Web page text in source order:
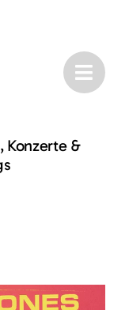
Konzerte &